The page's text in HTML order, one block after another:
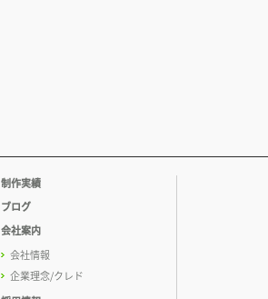
制作実績
ブログ
会社案内
会社情報
企業理念/クレド